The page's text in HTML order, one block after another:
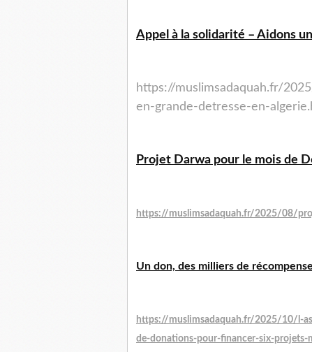
Appel à la solidarité – Aidons
https://muslimsadaquah.fr/
en-grande-detresse-en-
Projet Darwa pour le mois de
https://muslimsadaquah.fr/2025/08/
Un don, des milliers de
https://muslimsadaquah.fr/2025/10/l-
de-donations-pour-financer-six-